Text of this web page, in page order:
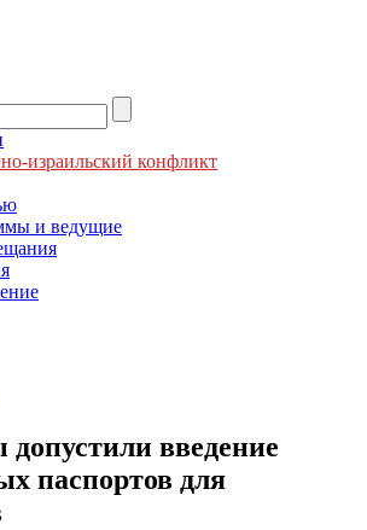
израильский конфликт
и ведущие
введение
паспортов для